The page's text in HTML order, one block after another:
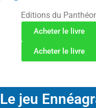
Editions du
Acheter le livre
Acheter le livre
Le jeu